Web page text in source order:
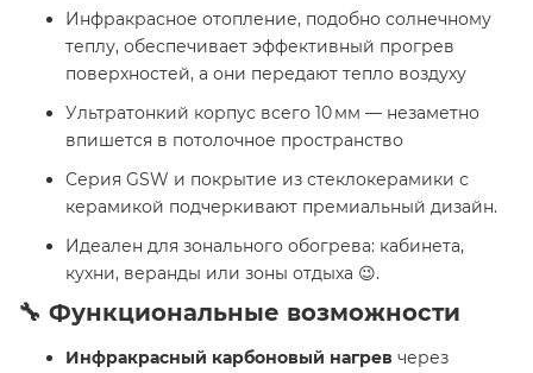
Инфракрасное отопление, подобно солнечному
теплу, обеспечивает эффективный прогрев
поверхностей, а они передают тепло воздуху
Ультратонкий корпус всего 10 мм — незаметно
впишется в потолочное пространство
Серия GSW и покрытие из стеклокерамики с
керамикой подчеркивают премиальный дизайн.
Идеален для зонального обогрева: кабинета,
кухни, веранды или зоны отдыха 😉.
🔧 Функциональные возможности
Инфракрасный карбоновый нагрев через